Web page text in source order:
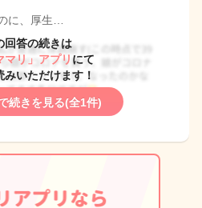
に、厚生…
回答の続きは
マリ」アプリ にて
みいただけます！
続きを見る(全1件)